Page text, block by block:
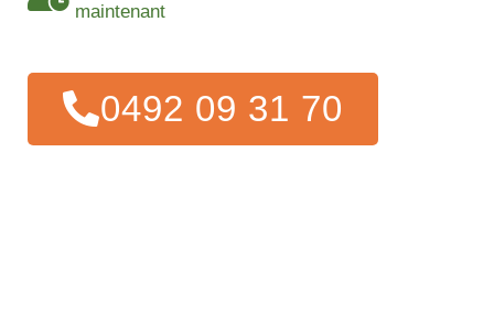
maintenant
0492 09 31 70